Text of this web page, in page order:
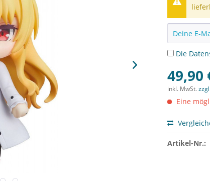
Die
49,90
inkl. MwSt.
Eine
Artikel-Nr.: